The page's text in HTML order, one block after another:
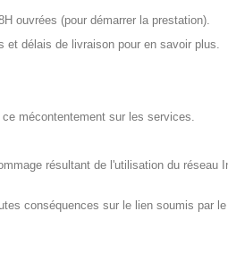
ouvrées (pour démarrer la prestation).
et délais de livraison pour en savoir plus.
mécontentement sur les services.
résultant de l'utilisation du réseau
conséquences sur le lien soumis par